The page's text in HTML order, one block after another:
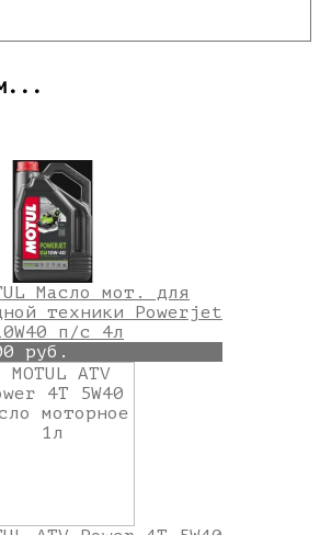
Масло мот. для
техники Powerjet
п/с 4л
руб.